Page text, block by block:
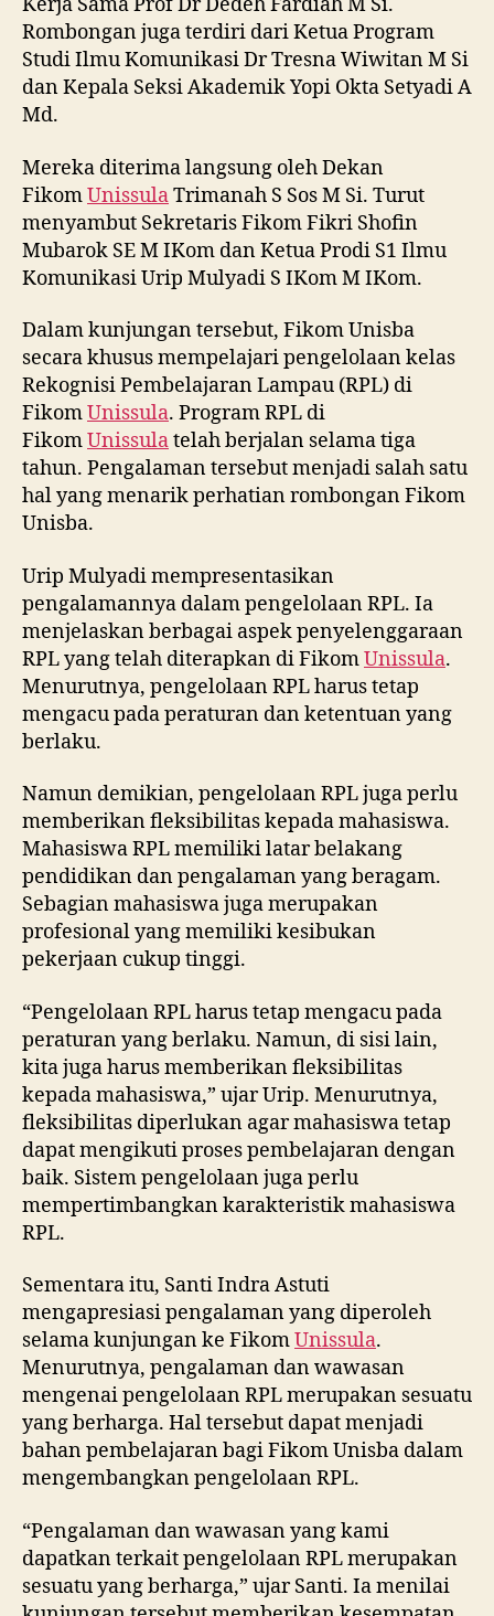
Rombongan juga terdiri dari Ketua Program
Studi Ilmu Komunikasi Dr Tresna Wiwitan M Si
dan Kepala Seksi Akademik Yopi Okta Setyadi A
Md.
Mereka diterima langsung oleh Dekan
FikomUnissulaTrimanah S Sos M Si. Turut
menyambut Sekretaris Fikom Fikri Shofin
Mubarok SE M IKom dan Ketua Prodi S1 Ilmu
Komunikasi Urip Mulyadi S IKom M IKom.
Dalam kunjungan tersebut, Fikom Unisba
secara khusus mempelajari pengelolaan kelas
Rekognisi Pembelajaran Lampau (RPL) di
FikomUnissula. Program RPL di
FikomUnissulatelah berjalan selama tiga
tahun. Pengalaman tersebut menjadi salah satu
hal yang menarik perhatian rombongan Fikom
Unisba.
Urip Mulyadi mempresentasikan
pengalamannya dalam pengelolaan RPL. Ia
menjelaskan berbagai aspek penyelenggaraan
RPL yang telah diterapkan di FikomUnissula.
Menurutnya, pengelolaan RPL harus tetap
mengacu pada peraturan dan ketentuan yang
berlaku.
Namun demikian, pengelolaan RPL juga perlu
memberikan fleksibilitas kepada mahasiswa.
Mahasiswa RPL memiliki latar belakang
pendidikan dan pengalaman yang beragam.
Sebagian mahasiswa juga merupakan
profesional yang memiliki kesibukan
pekerjaan cukup tinggi.
“Pengelolaan RPL harus tetap mengacu pada
peraturan yang berlaku. Namun, di sisi lain,
kita juga harus memberikan fleksibilitas
kepada mahasiswa,” ujar Urip. Menurutnya,
fleksibilitas diperlukan agar mahasiswa tetap
dapat mengikuti proses pembelajaran dengan
baik. Sistem pengelolaan juga perlu
mempertimbangkan karakteristik mahasiswa
RPL.
Sementara itu, Santi Indra Astuti
mengapresiasi pengalaman yang diperoleh
selama kunjungan ke FikomUnissula.
Menurutnya, pengalaman dan wawasan
mengenai pengelolaan RPL merupakan sesuatu
yang berharga. Hal tersebut dapat menjadi
bahan pembelajaran bagi Fikom Unisba dalam
mengembangkan pengelolaan RPL.
“Pengalaman dan wawasan yang kami
dapatkan terkait pengelolaan RPL merupakan
sesuatu yang berharga,” ujar Santi. Ia menilai